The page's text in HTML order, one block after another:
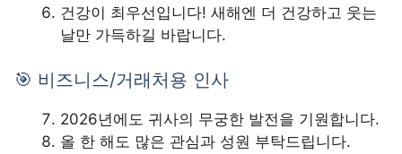
건강이 최우선입니다! 새해엔 더 건강하고 웃는
날만 가득하길 바랍니다.
🎯 비즈니스/거래처용 인사
2026년에도 귀사의 무궁한 발전을 기원합니다.
올 한 해도 많은 관심과 성원 부탁드립니다.